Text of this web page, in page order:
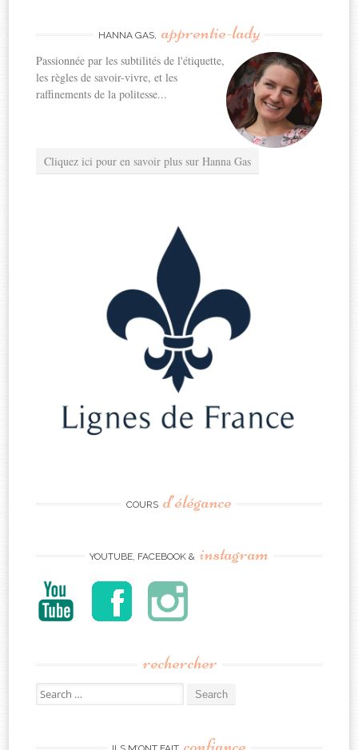
HANNA GAS, apprentie-lady
Passionnée par les subtilités de l'étiquette,
les règles de savoir-vivre, et les
raffinements de la politesse...
Cliquez ici pour en savoir plus sur Hanna Gas
COURS d’élégance
YOUTUBE, FACEBOOK & instagram
rechercher
Search
for: